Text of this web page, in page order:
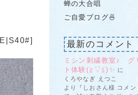
蝉の大合唱
ご自愛ブログ🍜
最新のコメント
ミシン刺繍教室♪ グ
ト体験(≧▽≦)✨ に
くろやなぎ えつこ
より『しおさん様 コメン